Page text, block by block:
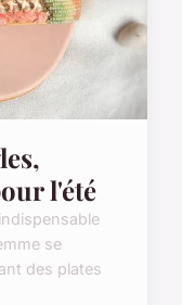
l'été
se
des plates